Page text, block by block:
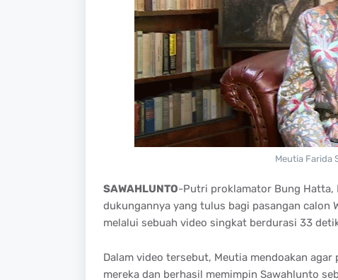
Meutia Farida
SAWAHLUNTO-Putri proklamator Bung Hatta,
dukungannya yang tulus bagi pasangan calon
melalui sebuah video singkat berdurasi 33
Dalam video tersebut, Meutia mendoakan
mereka dan berhasil memimpin Sawahlunto